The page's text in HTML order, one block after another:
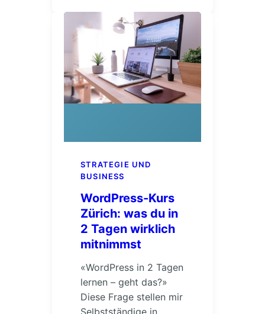
STRATEGIE UND
BUSINESS
WordPress-Kurs
Zürich: was du in
2 Tagen wirklich
mitnimmst
«WordPress in 2 Tagen
lernen – geht das?»
Diese Frage stellen mir
Selbstständige in